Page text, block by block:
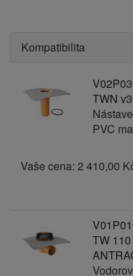
Kompatibilita
TWN
PVC
Vaše cena: 2 410,00
TW